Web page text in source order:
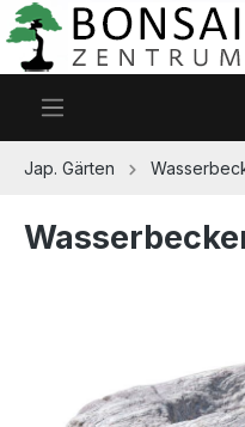
Zum Hauptinhalt springen
Jap. Gärten